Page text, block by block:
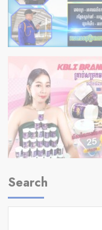
Search